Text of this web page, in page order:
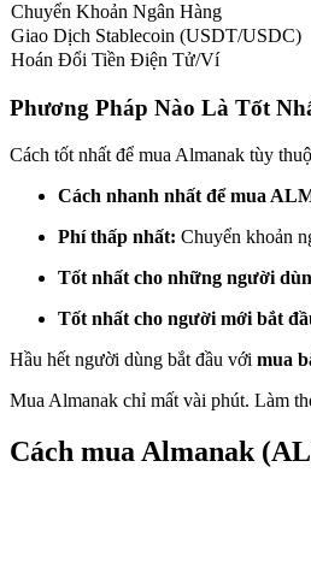
Sao chép Giao dịch
Tham gia cùng các nhà giao dịch
Chuyển Khoản Ngân Hàng
Giao Dịch Stablecoin (USDT/USDC)
Hoán Đổi Tiền Điện Tử/Ví
Phương Pháp Nào Là Tốt
Cách tốt nhất để mua Almanak tùy
Cách nhanh nhất để mua
Phí thấp nhất: Chuyển khoản
Tốt nhất cho những người
Tốt nhất cho người mới bắt
Hầu hết người dùng bắt đầu với mua
Mua Almanak chỉ mất vài phút. Làm
Cách mua Almanak